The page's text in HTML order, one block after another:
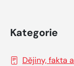
Kategorie
Dějiny, fakta